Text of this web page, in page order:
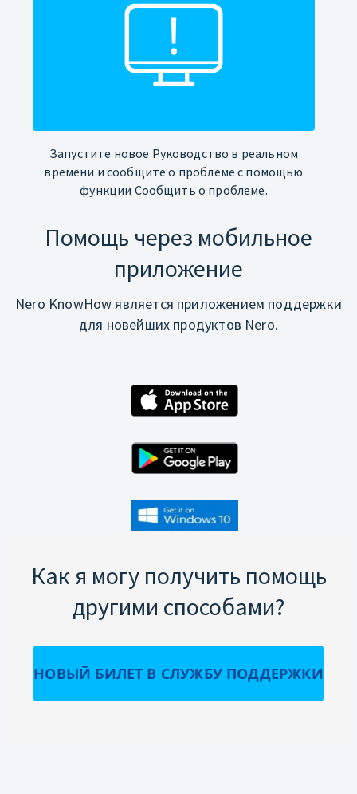
Запустите новое Руководство в реальном
времени и сообщите о проблеме с помощью
функции Сообщить о проблеме.
Помощь через мобильное
приложение
Nero KnowHow является приложением поддержки
для новейших продуктов Nero.
Как я могу получить помощь
другими способами?
НОВЫЙ БИЛЕТ В СЛУЖБУ ПОДДЕРЖКИ